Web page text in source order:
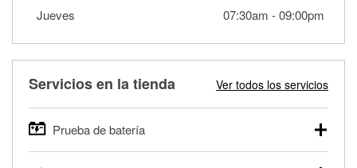
Jueves
07:30am -09:00pm
Servicios en la tienda Ver todos los servicios
Prueba de batería